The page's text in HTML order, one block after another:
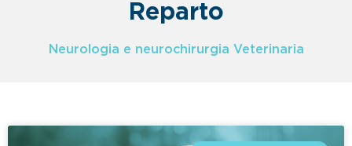
Reparto
Neurologia e neurochirurgia Veterinaria